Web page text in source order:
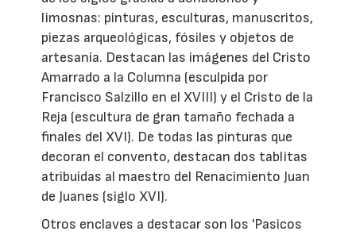
limosnas: pinturas, esculturas, manuscritos,
piezas arqueológicas, fósiles y objetos de
artesanía. Destacan las imágenes del Cristo
Amarrado a la Columna (esculpida por
Francisco Salzillo en el XVIII) y el Cristo de la
Reja (escultura de gran tamaño fechada a
finales del XVI). De todas las pinturas que
decoran el convento, destacan dos tablitas
atribuidas al maestro del Renacimiento Juan
de Juanes (siglo XVI).
Otros enclaves a destacar son los 'Pasicos